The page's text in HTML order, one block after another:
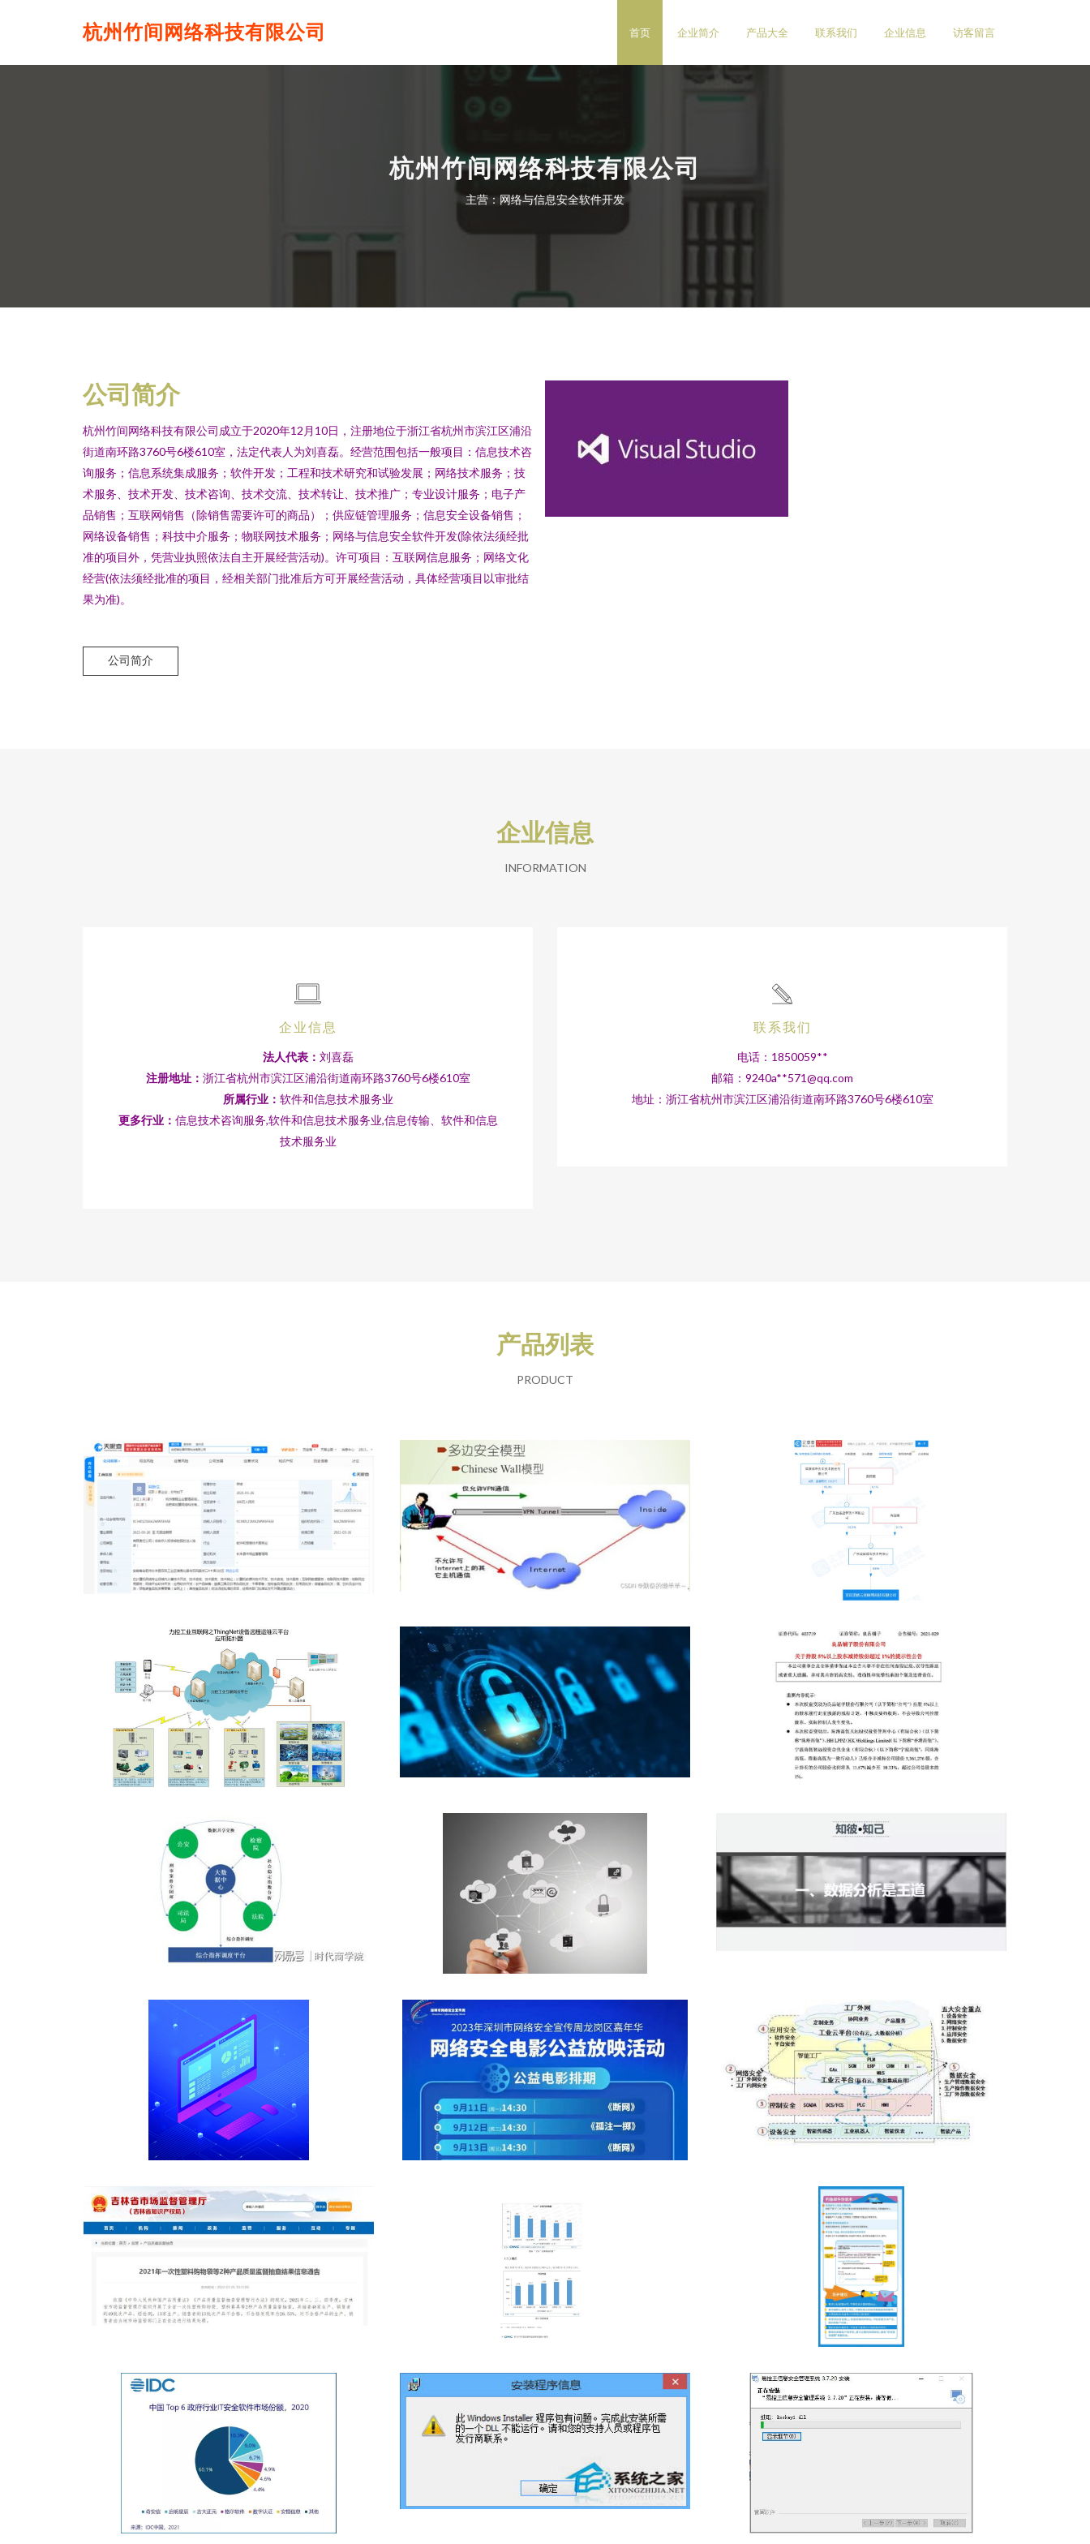
杭州竹间网络科技有限公司 首页 企业简介 产品大全 联系我们 企业信息 访客留言
杭州竹间网络科技有限公司
主营：网络与信息安全软件开发
公司简介
杭州竹间网络科技有限公司成立于2020年12月10日，注册地位于浙江省杭州市滨江区浦沿
街道南环路3760号6楼610室，法定代表人为刘喜磊。经营范围包括一般项目：信息技术咨
询服务；信息系统集成服务；软件开发；工程和技术研究和试验发展；网络技术服务；技
术服务、技术开发、技术咨询、技术交流、技术转让、技术推广；专业设计服务；电子产
品销售；互联网销售（除销售需要许可的商品）；供应链管理服务；信息安全设备销售；
网络设备销售；科技中介服务；物联网技术服务；网络与信息安全软件开发(除依法须经批
准的项目外，凭营业执照依法自主开展经营活动)。许可项目：互联网信息服务；网络文化
经营(依法须经批准的项目，经相关部门批准后方可开展经营活动，具体经营项目以审批结
果为准)。
公司简介
企业信息
INFORMATION
企业信息
法人代表： 刘喜磊
注册地址： 浙江省杭州市滨江区浦沿街道南环路3760号6楼610室
所属行业： 软件和信息技术服务业
更多行业： 信息技术咨询服务,软件和信息技术服务业,信息传输、软件和信息
技术服务业
联系我们
电话：1850059**
邮箱：9240a**571@qq.com
地址：浙江省杭州市滨江区浦沿街道南环路3760号6楼610室
产品列表
PRODUCT